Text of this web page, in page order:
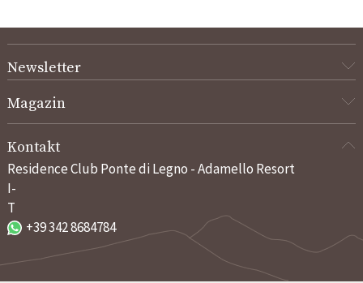
Newsletter
Magazin
Kontakt
Residence Club Ponte di Legno - Adamello Resort
I-
T
+39 342 8684784